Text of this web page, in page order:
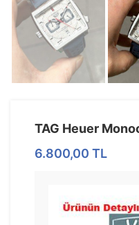
TAG Heuer
6.800,00 TL